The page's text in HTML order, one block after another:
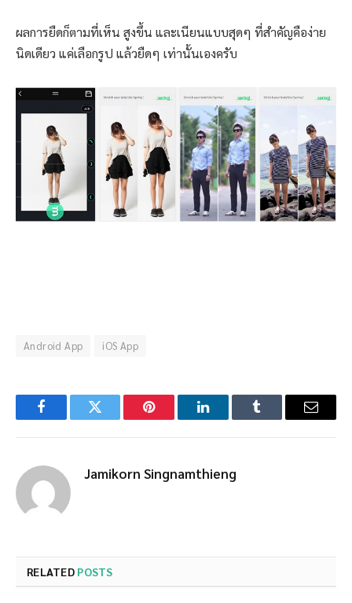
ผลการยืดก็ตามที่เห็น สูงขึ้น และเนียนแบบสุดๆ ที่สำคัญคือง่าย
นิดเดียว แค่เลือกรูป แล้วยืดๆ เท่านั้นเองครับ
Android App iOS App
FacebookTwitter Pinterest LinkedInTumblr Email
Jamikorn Singnamthieng
RELATED POSTS